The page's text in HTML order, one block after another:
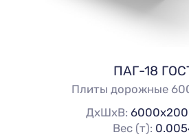
ПАГ-18
Плиты дорожные
ДхШхВ:
Вес (т):